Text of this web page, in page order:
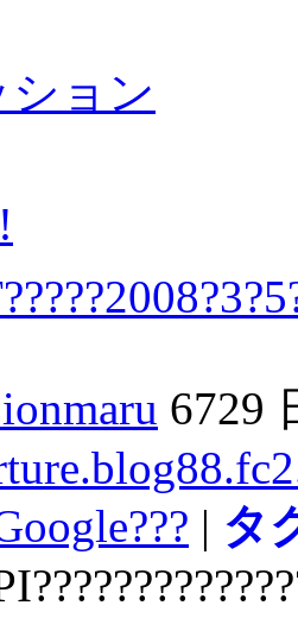
ョン
6729
| タ